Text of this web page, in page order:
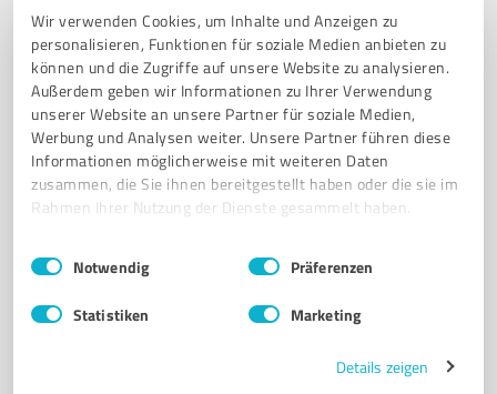
Wir verwenden Cookies, um Inhalte und Anzeigen zu
personalisieren, Funktionen für soziale Medien anbieten zu
können und die Zugriffe auf unsere Website zu analysieren.
Außerdem geben wir Informationen zu Ihrer Verwendung
unserer Website an unsere Partner für soziale Medien,
Werbung und Analysen weiter. Unsere Partner führen diese
Informationen möglicherweise mit weiteren Daten
zusammen, die Sie ihnen bereitgestellt haben oder die sie im
Rahmen Ihrer Nutzung der Dienste gesammelt haben.
Impressum Datenschutzbestimmungen
Einwilligungsauswahl
Notwendig Präferenzen
Statistiken Marketing
Details zeigen
4 Coaching
Jurij Sinenkov
Ich verhelfe jungen Männern und Frauen mit der HCM-
Methode zu ihrem Wunschideal.
- INDIVIDUELLE FITNESSBETREUUNG - SELBSTSABOTAGE AUFLÖSEN -
jurijsinenkov@icloud.com